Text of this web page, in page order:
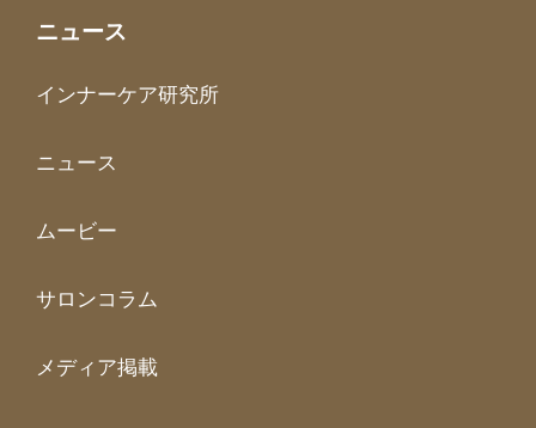
ニュース
インナーケア研究所
ニュース
ムービー
サロンコラム
メディア掲載